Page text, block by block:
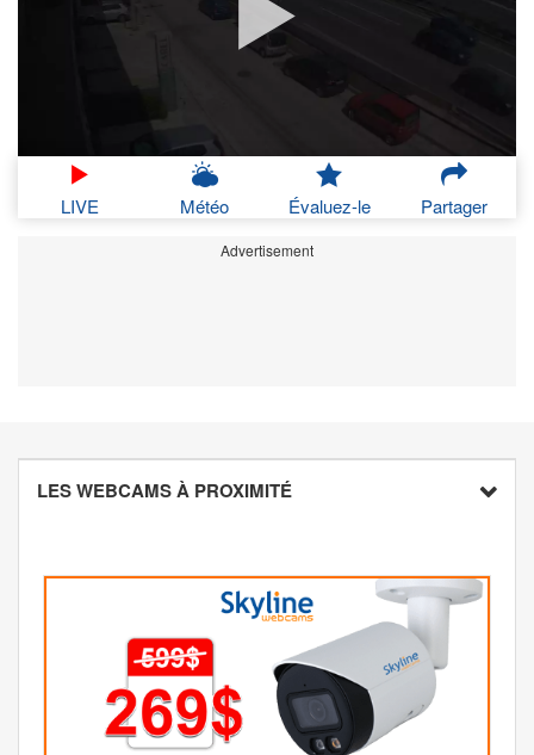
LIVE Météo Évaluez-le Partager
Advertisement
LES WEBCAMS À PROXIMITÉ